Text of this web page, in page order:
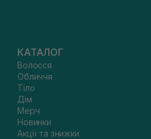
КАТАЛОГ
Волосся
Обличчя
Тіло
Дім
Мерч
Новинки
Акції та знижки